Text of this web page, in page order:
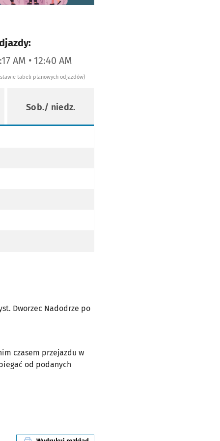
AM • 12:40 AM
tabeli planowych odjazdów)
Sob./ niedz.
DWORZEC NADODRZE PO TRASIE)
DWORZEC NADODRZE PO TRASIE)
Dworzec Nadodrze po
czasem przejazdu w
od podanych